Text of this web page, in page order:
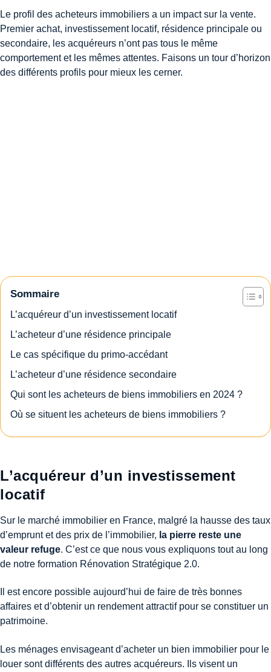
Le profil des acheteurs immobiliers a un impact sur la vente.
Premier achat, investissement locatif, résidence principale ou
secondaire, les acquéreurs n’ont pas tous le même
comportement et les mêmes attentes. Faisons un tour d’horizon
des différents profils pour mieux les cerner.
Sommaire
L’acquéreur d’un investissement locatif
L’acheteur d’une résidence principale
Le cas spécifique du primo-accédant
L’acheteur d’une résidence secondaire
Qui sont les acheteurs de biens immobiliers en 2024 ?
Où se situent les acheteurs de biens immobiliers ?
L’acquéreur d’un investissement
locatif
Sur le marché immobilier en France, malgré la hausse des taux
d’emprunt et des prix de l’immobilier, la pierre reste une
valeur refuge. C’est ce que nous vous expliquons tout au long
de notre formation Rénovation Stratégique 2.0.
Il est encore possible aujourd’hui de faire de très bonnes
affaires et d’obtenir un rendement attractif pour se constituer un
patrimoine.
Les ménages envisageant d’acheter un bien immobilier pour le
louer sont différents des autres acquéreurs. Ils visent un